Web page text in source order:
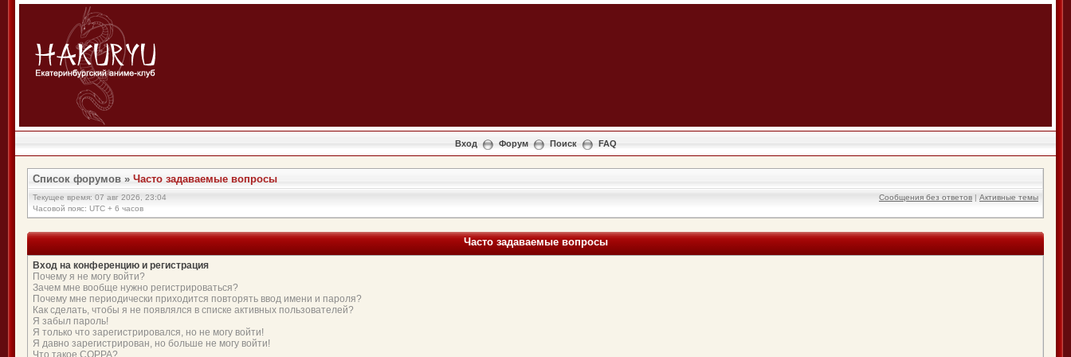
Вход Форум Поиск FAQ
Список форумов » Часто задаваемые вопросы
Текущее время: 07 авг 2026, 23:04
Часовой пояс: UTC + 6 часов
Сообщения без ответов | Активные темы
Часто задаваемые вопросы
Вход на конференцию и регистрация
Почему я не могу войти?
Зачем мне вообще нужно регистрироваться?
Почему мне периодически приходится повторять ввод имени и пароля?
Как сделать, чтобы я не появлялся в списке активных пользователей?
Я забыл пароль!
Я только что зарегистрировался, но не могу войти!
Я давно зарегистрирован, но больше не могу войти!
Что такое COPPA?